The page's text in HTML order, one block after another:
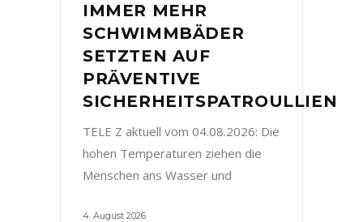
IMMER MEHR
SCHWIMMBÄDER
SETZTEN AUF
PRÄVENTIVE
SICHERHEITSPATROULLIEN
TELE Z aktuell vom 04.08.2026: Die
hohen Temperaturen ziehen die
Menschen ans Wasser und
4. August 2026